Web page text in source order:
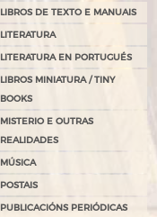
LIBROS DE TEXTO E MANUAIS
LITERATURA
LITERATURA EN PORTUGUÉS
LIBROS MINIATURA / TINY
BOOKS
MISTERIO E OUTRAS
REALIDADES
MÚSICA
POSTAIS
PUBLICACIÓNS PERIÓDICAS